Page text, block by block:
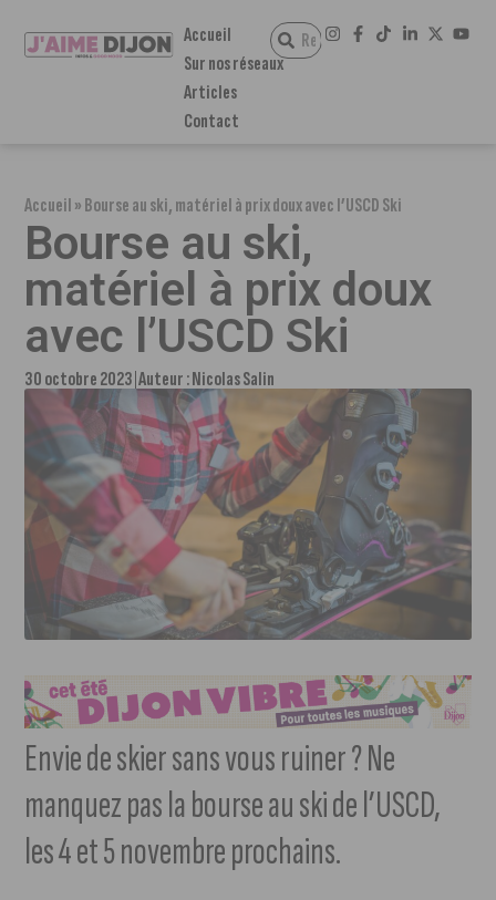
Accueil
Sur nos réseaux
Articles
Contact
Accueil»Bourse au ski, matériel à prix doux avec l’USCD Ski
Bourse au ski,
matériel à prix doux
avec l’USCD Ski
30 octobre 2023 Auteur :Nicolas Salin
Envie de skier sans vous ruiner ? Ne
manquez pas la bourse au ski de l’USCD,
les 4 et 5 novembre prochains.